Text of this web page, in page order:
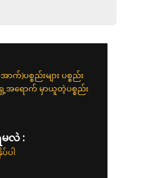
စ္စည်းများ ပစ္စည်း
ေ့အရောက် မှာယူတဲ့ပစ္စည်း
လဲ :
ပါ